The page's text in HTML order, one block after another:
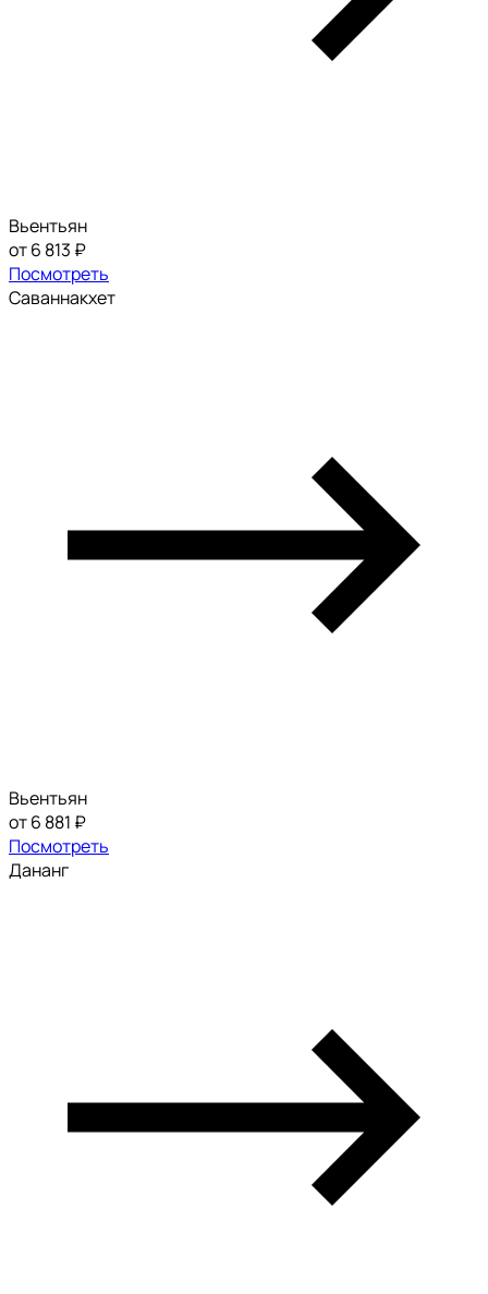
Вьентьян
от 6 813 ₽
Посмотреть
Саваннакхет
Вьентьян
от 6 881 ₽
Посмотреть
Дананг